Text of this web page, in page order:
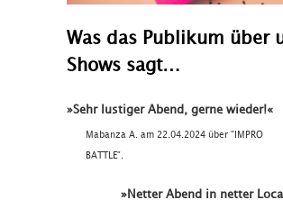
Was das Publikum über
Shows sagt…
»Sehr lustiger Abend, gerne wieder!«
Mabanza A. am 22.04.2024 über "IMPRO
BATTLE".
»Netter Abend in netter